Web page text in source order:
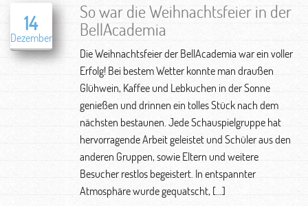
14
Dezember
So war die Weihnachtsfeier in der
BellAcademia
Die Weihnachtsfeier der BellAcademia war ein voller
Erfolg! Bei bestem Wetter konnte man draußen
Glühwein, Kaffee und Lebkuchen in der Sonne
genießen und drinnen ein tolles Stück nach dem
nächsten bestaunen. Jede Schauspielgruppe hat
hervorragende Arbeit geleistet und Schüler aus den
anderen Gruppen, sowie Eltern und weitere
Besucher restlos begeistert. In entspannter
Atmosphäre wurde gequatscht, […]